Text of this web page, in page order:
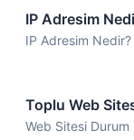
IP Adresim
IP Adresim
Toplu Web
Web Sitesi Durum